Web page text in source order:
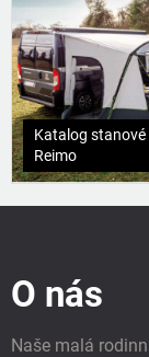
Katalog
Reimo
O nás
Naše malá